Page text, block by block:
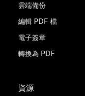
雲端備份
編輯 PDF 檔
電子簽章
轉換為 PDF
資源